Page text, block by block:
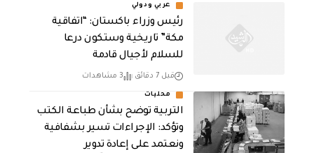
عربي ودولي
رئيس وزراء باكستان: “اتفاقية
مكة” تاريخية وستكون درعا
للسلام لأجيال قادمة
قبل 7 دقائق 3 مشاهدات
محليات
التربية توضح بشأن طباعة الكتب
وتؤكد: الإجراءات تسير بشفافية
ونعتمد على إعادة تدوير